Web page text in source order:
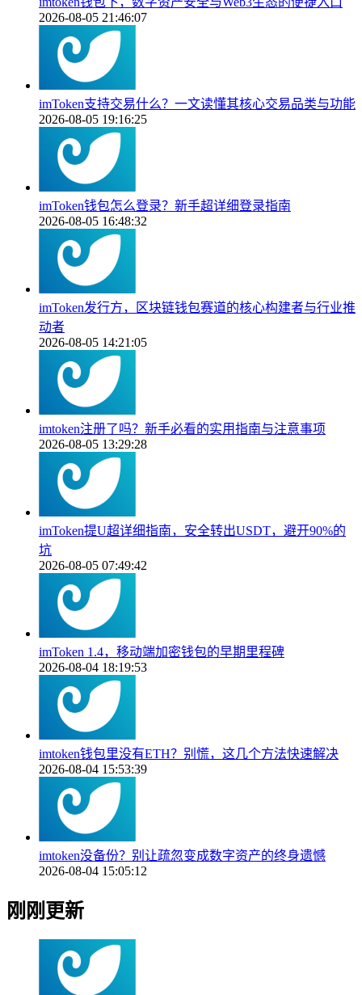
2026-08-05 21:46:07
imToken支持交易什么？一文读懂其核心交易品类与功能
2026-08-05 19:16:25
imToken钱包怎么登录？新手超详细登录指南
2026-08-05 16:48:32
imToken发行方，区块链钱包赛道的核心构建者与行业推
动者
2026-08-05 14:21:05
imtoken注册了吗？新手必看的实用指南与注意事项
2026-08-05 13:29:28
imToken提U超详细指南，安全转出USDT，避开90%的
坑
2026-08-05 07:49:42
imToken 1.4，移动端加密钱包的早期里程碑
2026-08-04 18:19:53
imtoken钱包里没有ETH？别慌，这几个方法快速解决
2026-08-04 15:53:39
imtoken没备份？别让疏忽变成数字资产的终身遗憾
2026-08-04 15:05:12
刚刚更新